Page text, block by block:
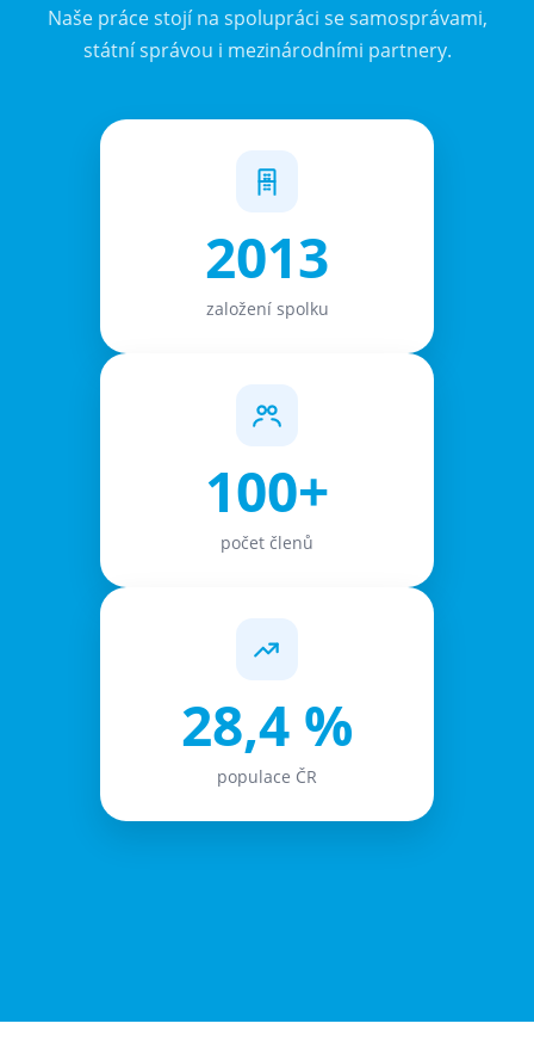
Naše práce stojí na spolupráci se samosprávami,
státní správou i mezinárodními partnery.
2013
založení spolku
100+
počet členů
28,4 %
populace ČR